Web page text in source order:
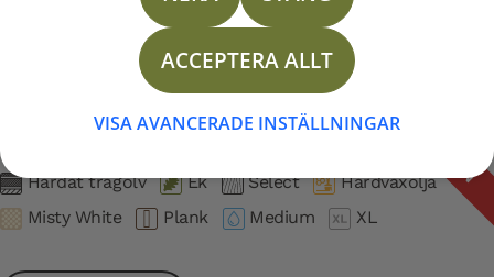
ACCEPTERA ALLT
VISA AVANCERADE INSTÄLLNINGARUTGÅNGEN
Woodura Planks BILLINGE 2.0 XL
Härdat trägolv Ek Select
Hårdvaxolja
Misty White
Plank Medium XL